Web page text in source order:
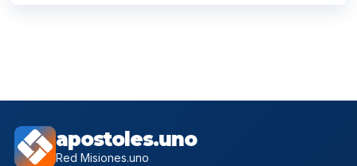
apostoles.uno
Red Misiones.uno